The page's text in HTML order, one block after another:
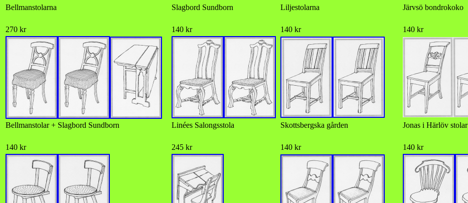
Bellmanstolarna
Slagbord Sundborn Liljestolarna Järvsö bondrokoko
270 kr 140 kr 140 kr 140 kr
Bellmanstolar + Slagbord Sundborn Linées Salongsstola Skottsbergska gården Jonas i Härlöv stolar
140 kr 245 kr 140 kr 140 kr